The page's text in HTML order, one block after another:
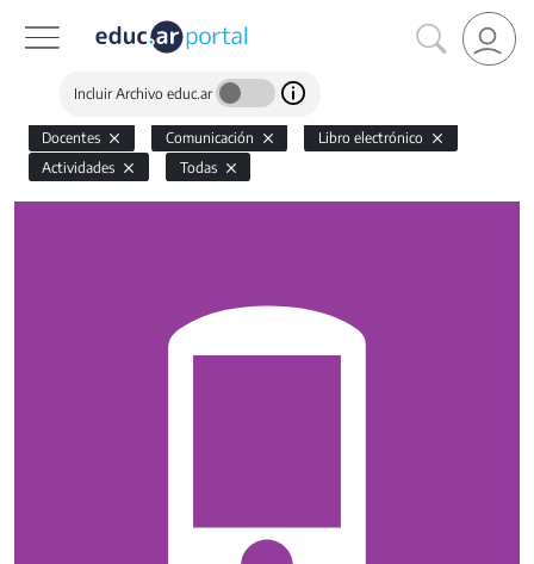
Incluir Archivo educ.ar
Docentes Comunicación
Libro electrónico
Actividades
Todas